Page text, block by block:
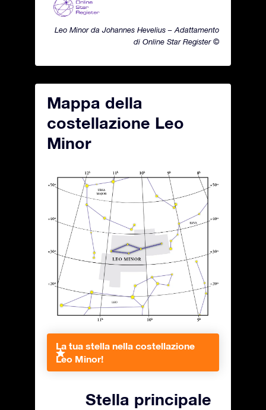
Leo Minor da Johannes Hevelius – Adattamento
di Online Star Register ©
Mappa della
costellazione Leo
Minor
La tua stella nella costellazione
Leo Minor!
Stella principale